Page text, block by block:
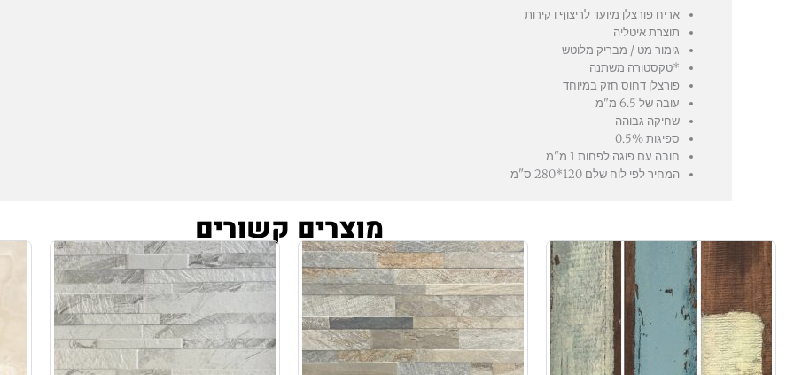
אריח פורצלן מיועד לריצוף ו קירות
תוצרת איטליה
גימור מט / מבריק מלוטש
*טקסטורה משתנה
פורצלן דחוס חזק במיוחד
עובה של 6.5 מ"מ
שחיקה גבוהה
ספיגות 0.5%
חובה עם פוגה לפחות 1 מ"מ
המחיר לפי לוח שלם 120*280 ס"מ
מוצרים קשורים